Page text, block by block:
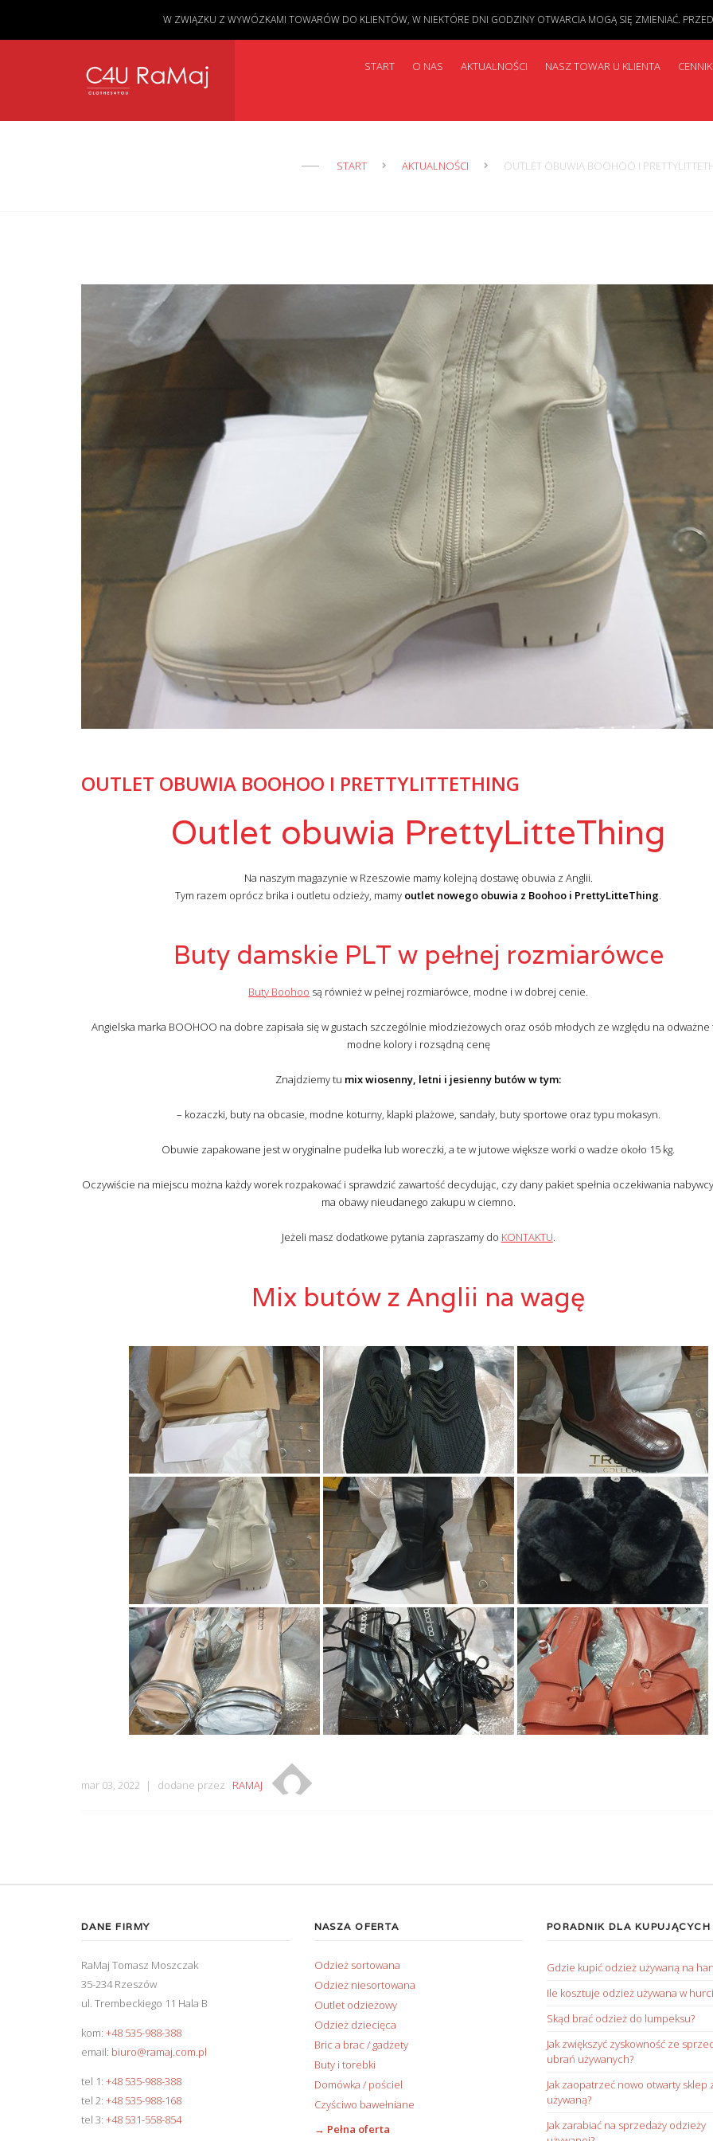
START O NAS AKTUALNOŚCI NASZ TOWAR U KLIENTA CENNIK
START AKTUALNOŚCI OUTLET OBUWIA BOOHOO I
OUTLET OBUWIA BOOHOO I PRETTYLITTETHING
Outlet obuwia PrettyLitteThing
Na naszym magazynie w Rzeszowie mamy kolejną dostawę obuwia z Anglii.
Tym razem oprócz brika i outletu odzieży, mamy outlet nowego obuwia z Boohoo i PrettyLitteThing.
Buty damskie PLT w pełnej rozmiarówce
Buty Boohoo są również w pełnej rozmiarówce, modne i w dobrej cenie.
Angielska marka BOOHOO na dobre zapisała się w gustach szczególnie młodzieżowych oraz osób młodych ze względu na odważne
modne kolory i rozsądną cenę
Znajdziemy tu mix wiosenny, letni i jesienny butów w tym:
– kozaczki, buty na obcasie, modne koturny, klapki plażowe, sandały, buty sportowe oraz typu mokasyn.
Obuwie zapakowane jest w oryginalne pudełka lub woreczki, a te w jutowe większe worki o wadze około 15 kg.
Oczywiście na miejscu można każdy worek rozpakować i sprawdzić zawartość decydując, czy dany pakiet spełnia oczekiwania
ma obawy nieudanego zakupu w ciemno.
Jeżeli masz dodatkowe pytania zapraszamy do KONTAKTU.
Mix butów z Anglii na wagę
mar 03, 2022 dodane przez RAMAJ
DANE FIRMY
RaMaj Tomasz Moszczak
35-234 Rzeszów
ul. Trembeckiego 11 Hala B
kom: +48 535-988-388
email: biuro@ramaj.com.pl
tel 1: +48 535-988-388
tel 2: +48 535-988-168
tel 3: +48 531-558-854
NASZA OFERTA
Odzież sortowana
Odzież niesortowana
Outlet odzieżowy
Odzież dziecięca
Bric a brac / gadżety
Buty i torebki
Domówka / pościel
Czyściwo bawełniane
→ Pełna oferta
PORADNIK DLA KUPUJĄCYCH
Gdzie kupić odzież używaną na
Ile kosztuje odzież używana w
Skąd brać odzież do lumpeksu?
Jak zwiększyć zyskowność ze
ubrań używanych?
Jak zaopatrzeć nowo otwarty sklep
używaną?
Jak zarabiać na sprzedaży odzieży
W ZWIĄZKU Z WYWÓZKAMI TOWARÓW DO KLIENTÓW, W NIEKTÓRE DNI GODZINY OTWARCIA MOGĄ SIĘ ZMIENIAĆ. PRZED